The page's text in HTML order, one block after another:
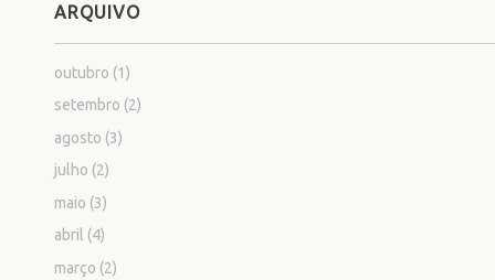
ARQUIVO
outubro (1)
setembro (2)
agosto (3)
julho (2)
maio (3)
abril (4)
março (2)